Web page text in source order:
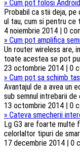
» Cum pot folosi
Probabil ca stii deja,
ul tau, cum si pentru ce
4 noiembrie 2014 | 0
» Cum pot amplifica
Un router wireless are,
toate acestea se pot
23 octombrie 2014 | 0
» Cum pot sa schimb
Avantajul de a avea un
sub semnul intrebarii
13 octombrie 2014 | 0
» Cateva smecherii
Lg G3 are foarte multe
celorlaltor tipuri de
17 decembrie 2014 | 0